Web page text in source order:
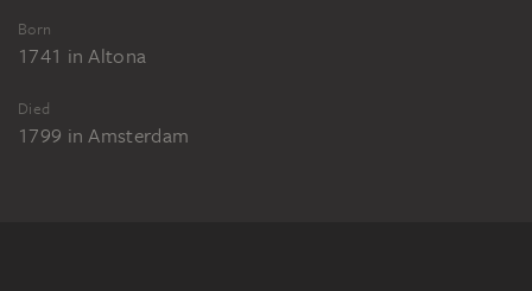
Born
1741 inAltona
Died
1799 inAmsterdam